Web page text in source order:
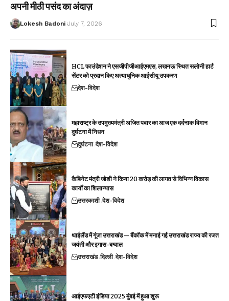
अपनी मीठी पसंद का अंदाज़
Lokesh Badoni July 7, 2026
HCL फाउंडेशन ने एसजीपीजीआईएमएस, लखनऊ स्थित सलोनी हार्ट
सेंटर को प्रदान किए अत्याधुनिक आईसीयू उपकरण
देश-विदेश
महाराष्ट्र के उपमुख्यमंत्री अजित पवार का आज एक दर्दनाक विमान
दुर्घटना में निधन
दुर्घटना देश-विदेश
कैबिनेट मंत्री जोशी ने किया 20 करोड़ की लागत से विभिन्न विकास
कार्यों का शिलान्यास
उत्तरकाशी देश-विदेश
थाईलैंड में गूंजा उत्तराखंड — बैंकॉक में मनाई गई उत्तराखंड राज्य की रजत
जयंती और इगास-बग्वाल
उत्तराखंड दिल्ली देश-विदेश
आईएफएटी इंडिया 2025 मुंबई में हुआ शुरू